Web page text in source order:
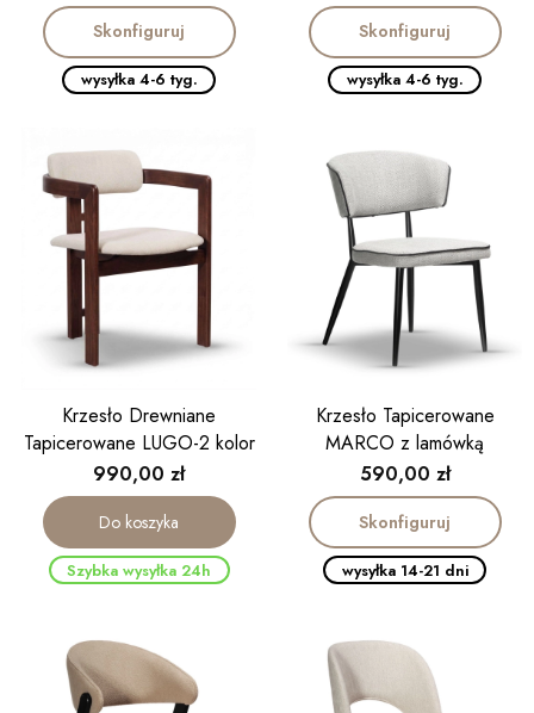
Skonfiguruj
wysyłka 4-6 tyg.
Skonfiguruj
wysyłka 4-6 tyg.
Krzesło Drewniane
Tapicerowane LUGO-2 kolor
orzech
Cena
990,00 zł
Do koszyka
Szybka wysyłka 24h
Krzesło Tapicerowane
MARCO z lamówką
Cena
590,00 zł
Skonfiguruj
wysyłka 14-21 dni